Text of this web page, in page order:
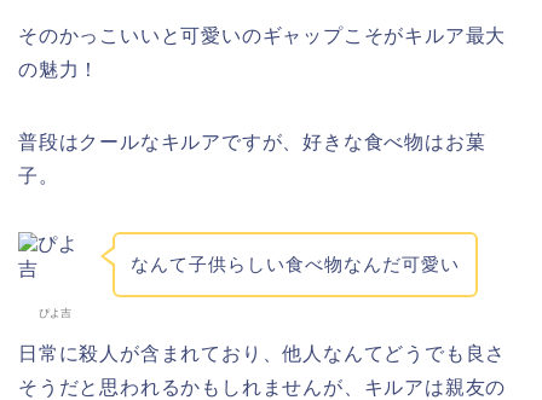
そのかっこいいと可愛いのギャップこそがキルア最大
の魅力！
普段はクールなキルアですが、好きな食べ物はお菓
子。
ぴよ吉
なんて子供らしい食べ物なんだ可愛い
日常に殺人が含まれており、他人なんてどうでも良さ
そうだと思われるかもしれませんが、キルアは親友の